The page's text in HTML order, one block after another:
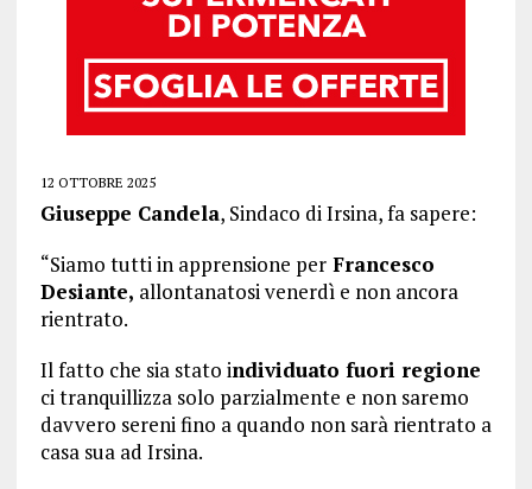
12 OTTOBRE 2025
Giuseppe Candela, Sindaco di Irsina, fa sapere:
“Siamo tutti in apprensione perFrancesco
Desiante, allontanatosi venerdì e non ancora
rientrato.
Il fatto che sia stato individuato fuori regione
ci tranquillizza solo parzialmente e non saremo
davvero sereni fino a quando non sarà rientrato a
casa sua ad Irsina.